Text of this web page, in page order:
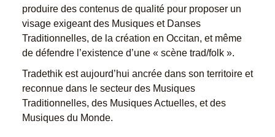
produire des contenus de qualité pour proposer un
visage exigeant des Musiques et Danses
Traditionnelles, de la création en Occitan, et même
de défendre l’existence d’une « scène trad/folk ».
Tradethik est aujourd’hui ancrée dans son territoire et
reconnue dans le secteur des Musiques
Traditionnelles, des Musiques Actuelles, et des
Musiques du Monde.